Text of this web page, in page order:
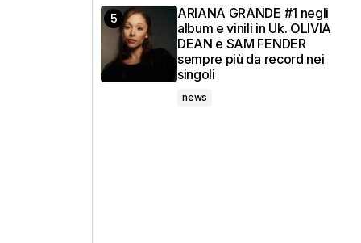
ARIANA GRANDE #1 negli
album e vinili in Uk. OLIVIA
DEAN e SAM FENDER
sempre più da record nei
singoli
news